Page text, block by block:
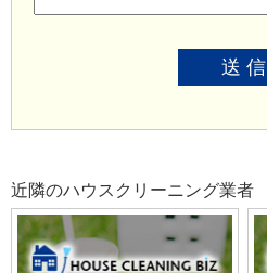
送 信
近隣のハウスクリーニング業者